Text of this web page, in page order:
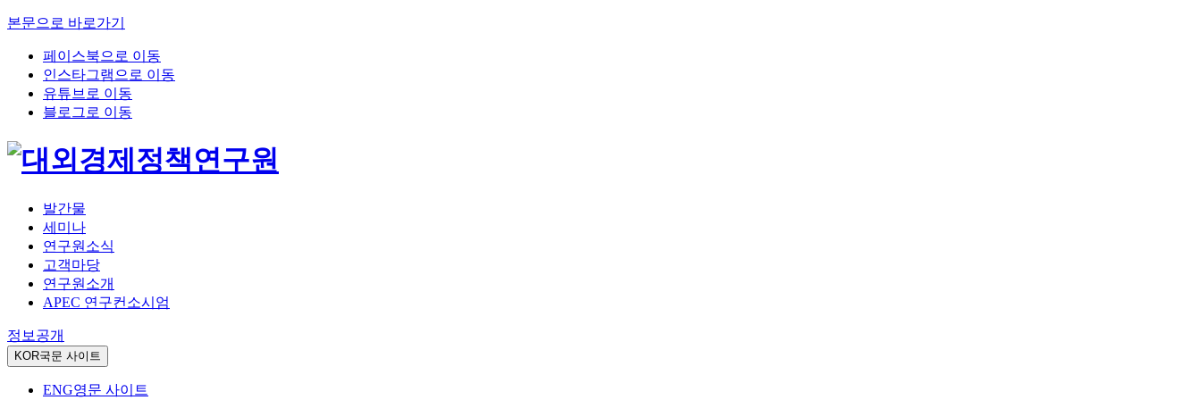
본문으로 바로가기
페이스북으로 이동
인스타그램으로 이동
유튜브로 이동
블로그로 이동
발간물
세미나
연구원소식
고객마당
연구원소개
APEC 연구컨소시엄
정보공개
KOR국문 사이트
ENG영문 사이트